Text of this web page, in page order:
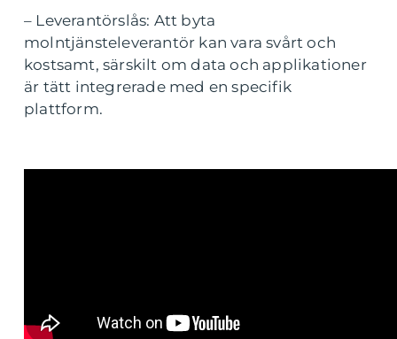
– Leverantörslås: Att byta
molntjänsteleverantör kan vara svårt och
kostsamt, särskilt om data och applikationer
är tätt integrerade med en specifik
plattform.